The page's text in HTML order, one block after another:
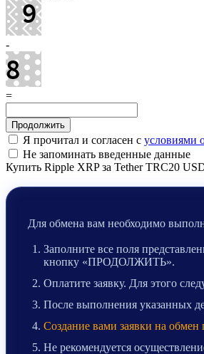
-
=
Я прочитал и согласен с условиями
Не запоминать введенные данные
Купить Ripple XRP за Tether TRC20
Для обмена вам необходимо
Заполните все поля
кнопку «ПРОДОЛЖИТЬ».
Оплатите заявку. Для этого
После выполнения указанных
Создание вами заявки на
Не рекомендуется